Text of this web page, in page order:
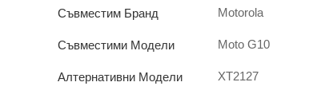
Съвместим Бранд Motorola
Съвместими Модели Moto G10
Алтернативни Модели XT2127